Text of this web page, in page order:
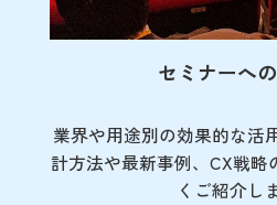
セミナーへ
業界や用途別の効果的な活
計方法や最新事例、CX戦略
くご紹介し